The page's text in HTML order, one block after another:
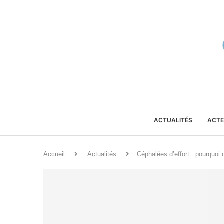
ACTUALITÉS
Accueil Actualités Céphalées d’effort :